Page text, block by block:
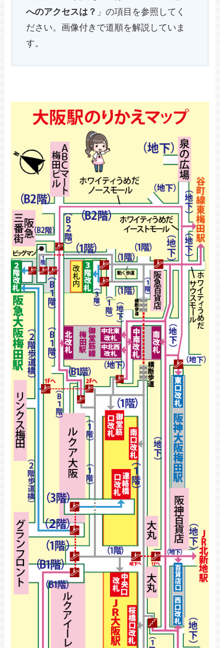
へのアクセスは？ 」の項目を参照してく
ださい。画像付きで道順を解説していま
す。